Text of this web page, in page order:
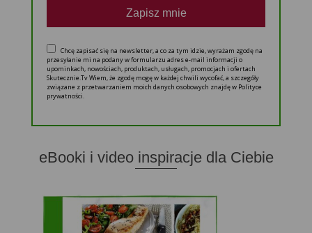
Zapisz mnie
Chcę zapisać się na newsletter, a co za tym idzie, wyrażam zgodę na
przesyłanie mi na podany w formularzu adres e-mail informacji o
upominkach, nowościach, produktach, usługach, promocjach i ofertach
Skutecznie.Tv Wiem, że zgodę mogę w każdej chwili wycofać, a szczegóły
związane z przetwarzaniem moich danych osobowych znajdę w Polityce
prywatności.
eBooki i video inspiracje dla Ciebie